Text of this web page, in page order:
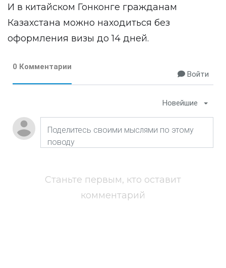
И в китайском Гонконге гражданам
Казахстана можно находиться без
оформления визы до 14 дней.
0 Комментарии
Войти
Новейшие
Станьте первым, кто оставит
комментарий